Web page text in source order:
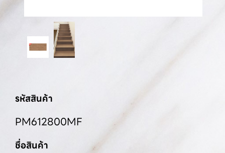
รหัสสินค้า
PM612800MF
ชื่อสินค้า